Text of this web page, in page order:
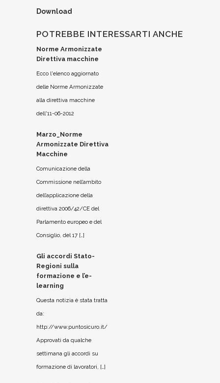
Download
POTREBBE INTERESSARTI ANCHE
Norme Armonizzate
Direttiva macchine
Ecco l'elenco aggiornato
delle Norme Armonizzate
alla direttiva macchine
dell'11-06-2012
Marzo_Norme
Armonizzate Direttiva
Macchine
Comunicazione della
Commissione nell’ambito
dell’applicazione della
direttiva 2006/42/CE del
Parlamento europeo e del
Consiglio, del 17 […]
Gli accordi Stato-
Regioni sulla
formazione e l’e-
learning
Questa notizia è stata tratta
da:
http://www.puntosicuro.it/
Approvati da qualche
settimana gli accordi su
formazione di lavoratori, […]